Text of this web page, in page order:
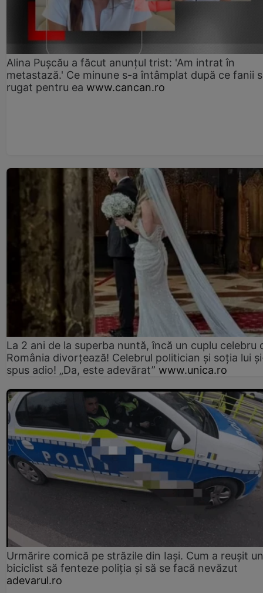
Alina Pușcău a făcut anunțul trist: 'Am intrat în
metastază.' Ce minune s-a întâmplat după ce fanii
rugat pentru ea www.cancan.ro
La 2 ani de la superba nuntă, încă un cuplu celebru
România divorțează! Celebrul politician și soția lui
spus adio! „Da, este adevărat” www.unica.ro
Urmărire comică pe străzile din Iași. Cum a reușit un
biciclist să fenteze poliția și să se facă nevăzut
adevarul.ro